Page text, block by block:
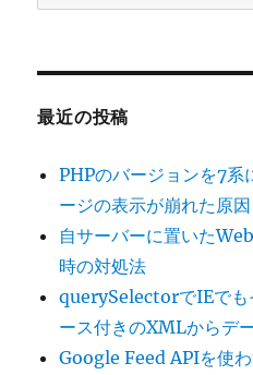
ョ
ン
索:
最近の投稿
PHPのバージョンを7
ージの表示が崩れた原因
自サーバーに置いた
時の対処法
querySelectorでIEでも
ース付きのXMLからデ
Google Feed APIを使